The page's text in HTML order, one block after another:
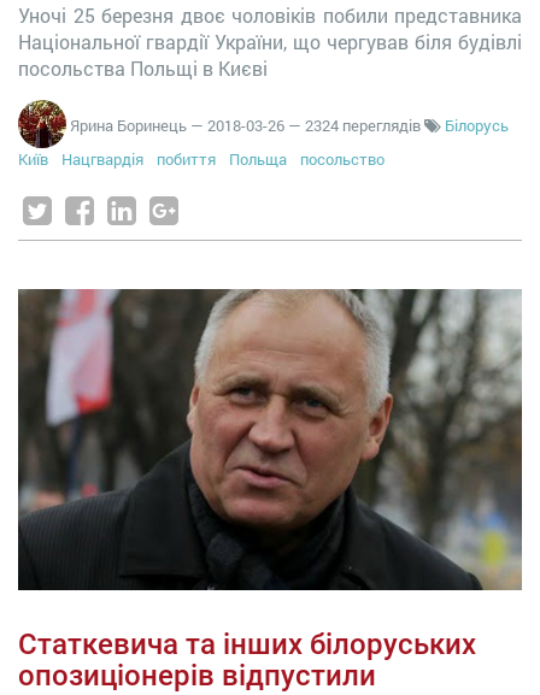
Уночі 25 березня двоє чоловіків побили представника
Національної гвардії України, що чергував біля будівлі
посольства Польщі в Києві
Ярина Боринець — 2018-03-26 — 2324 переглядів
Білорусь
Київ
Нацгвардія побиття Польща посольство
Статкевича та інших білоруських
опозиціонерів відпустили